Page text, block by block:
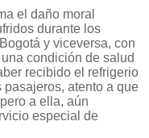
el daño moral
durante los
y viceversa, con
condición de salud
recibido el refrigerio
atento a que
a ella, aún
especial de